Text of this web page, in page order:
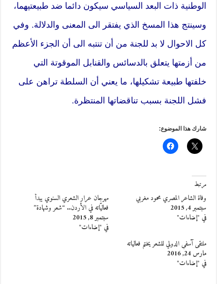
الوطنية ذات البعد السياسي سيكون دائما ضد طبيعتيهما،
وسينتج هذا المسخ الذي يفتقر الى المعنى والدلالة. وفي
كل الاحوال لا بد للجنة من أن تنتبه الى أن الجزء الأعظم
من أزمتها يتعلق بالدسائس والقنابل الموقوتة التي
خلفتها طبيعة تشكيلها، ما يعني أن السلطة تراهن على
فشل اللجنة بسبب تناقضاتها المنتظرة.
شارك هذا الموضوع:
مرتبط
وفاة الشاعر المصري محمود مغربي
سبتمبر 4, 2015
في "إضاءات"
مهرجان عرار الشعري السنوي يبدأ
فعاليّاته في الأردن.. “شعر وشهادة”
سبتمبر 8, 2015
في "إضاءات"
ملتقى آسفي الدولي للشعر يختم فعالياته
مارس 24, 2016
في "إضاءات"